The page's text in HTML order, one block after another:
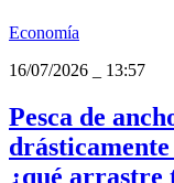
Economía
16/07/2026
13:57
Pesca de
¿qué arrastre